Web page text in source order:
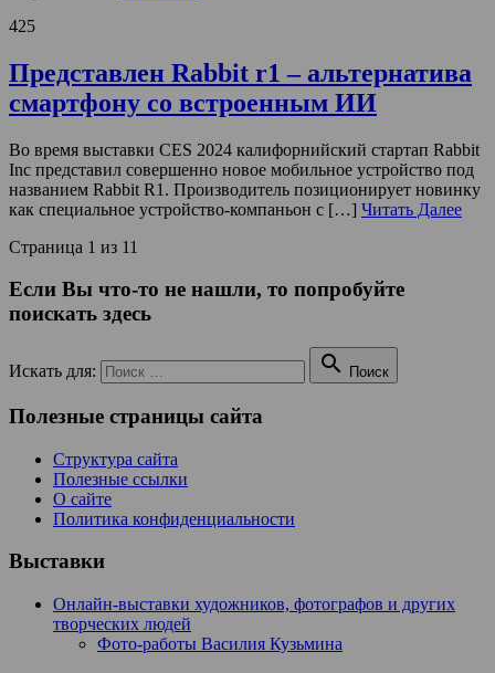
425
Представлен Rabbit r1 – альтернатива
смартфону со встроенным ИИ
Во время выставки CES 2024 калифорнийский стартап Rabbit
Inc представил совершенно новое мобильное устройство под
названием Rabbit R1. Производитель позиционирует новинку
как специальное устройство-компаньон с […] Читать Далее
Страница 1 из 11
Если Вы что-то не нашли, то попробуйте
поискать здесь
Искать для:  Поиск
Полезные страницы сайта
Структура сайта
Полезные ссылки
О сайте
Политика конфиденциальности
Выставки
Онлайн-выставки художников, фотографов и других
творческих людей
Фото-работы Василия Кузьмина